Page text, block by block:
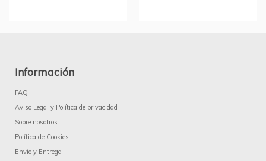
Información
FAQ
Aviso Legal y Política de privacidad
Sobre nosotros
Política de Cookies
Envío y Entrega